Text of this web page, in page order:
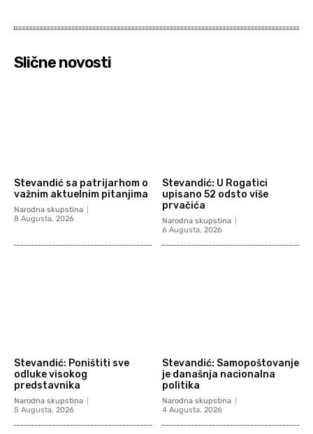
Slične novosti
Stevandić sa patrijarhom o
važnim aktuelnim pitanjima
Narodna skupstina
8 Augusta, 2026
Stevandić: U Rogatici
upisano 52 odsto više
prvačića
Narodna skupstina
6 Augusta, 2026
Stevandić: Poništiti sve
odluke visokog
predstavnika
Narodna skupstina
5 Augusta, 2026
Stevandić: Samopoštovanje
je današnja nacionalna
politika
Narodna skupstina
4 Augusta, 2026